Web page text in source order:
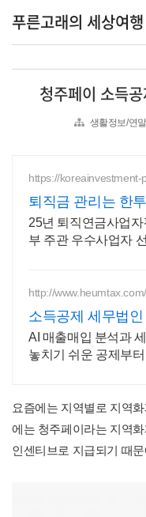
푸른고래의 세상여행
청주페이 소득
생활정보/연
https://koreainvestment-
퇴직금 관리는 한
기대되는 연금 생활
25년 퇴직연금사업
부 주관 우수사업자
http://www.heumtax.com/
소득공제 세무법
카톡 상담 지원
AI 매출매입 분석과
놓치기 쉬운 공제부
요즘에는 지역별로 지역
에는 청주페이라는 지역
인센티브로 지급되기 때